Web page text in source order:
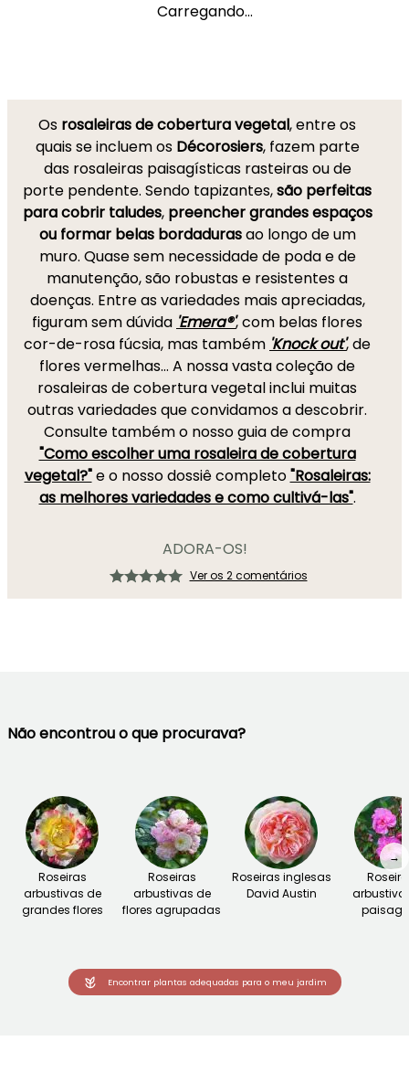
Carregando...
Os rosaleiras de cobertura vegetal, entre os
quais se incluem os Décorosiers, fazem parte
das rosaleiras paisagísticas rasteiras ou de
porte pendente. Sendo tapizantes,são perfeitas
para cobrir taludes, preencher grandes espaços
ou formar belas bordadurasao longo de um
muro. Quase sem necessidade de poda e de
manutenção, são robustas e resistentes a
doenças. Entre as variedades mais apreciadas,
figuram sem dúvida 'Emera®', com belas flores
cor-de-rosa fúcsia, mas também 'Knock out', de
flores vermelhas… A nossa vasta coleção de
rosaleiras de cobertura vegetal inclui muitas
outras variedades que convidamos a descobrir.
Consulte também o nosso guia de compra
"Como escolher uma rosaleira de cobertura
vegetal?"e o nosso dossiê completo"Rosaleiras:
as melhores variedades e como cultivá-las".
ADORA-OS!
Ver os 2 comentários
Não encontrou o que procurava?
Roseiras
arbustivas de
grandes flores
Roseiras
arbustivas de
flores agrupadas
Roseiras inglesas
David Austin
→
Encontrar plantas adequadas para o meu jardim